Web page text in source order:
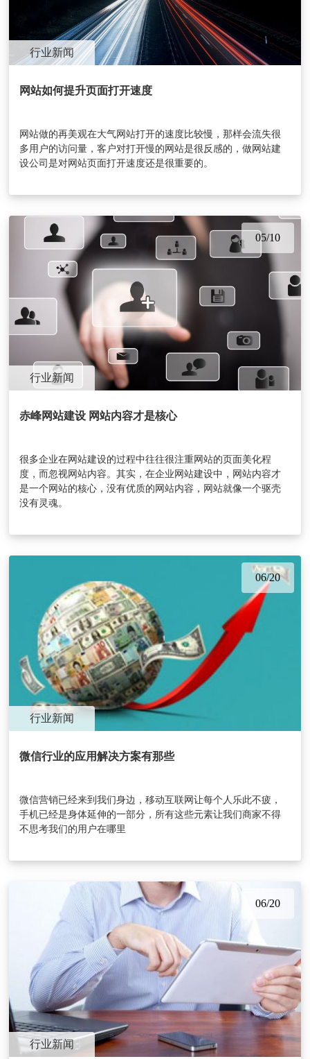
行业新闻
网站如何提升页面打开速度
网站做的再美观在大气网站打开的速度比较慢，那样会流失很
多用户的访问量，客户对打开慢的网站是很反感的，做网站建
设公司是对网站页面打开速度还是很重要的。
05/10
行业新闻
赤峰网站建设 网站内容才是核心
很多企业在网站建设的过程中往往很注重网站的页面美化程
度，而忽视网站内容。其实，在企业网站建设中，网站内容才
是一个网站的核心，没有优质的网站内容，网站就像一个驱壳
没有灵魂。
06/20
行业新闻
微信行业的应用解决方案有那些
微信营销已经来到我们身边，移动互联网让每个人乐此不疲，
手机已经是身体延伸的一部分，所有这些元素让我们商家不得
不思考我们的用户在哪里
06/20
行业新闻